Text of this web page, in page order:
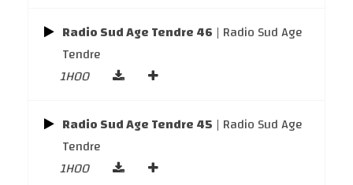
Radio Sud Age Tendre 46 | Radio Sud Age
Tendre
1H00
Radio Sud Age Tendre 45 | Radio Sud Age
Tendre
1H00